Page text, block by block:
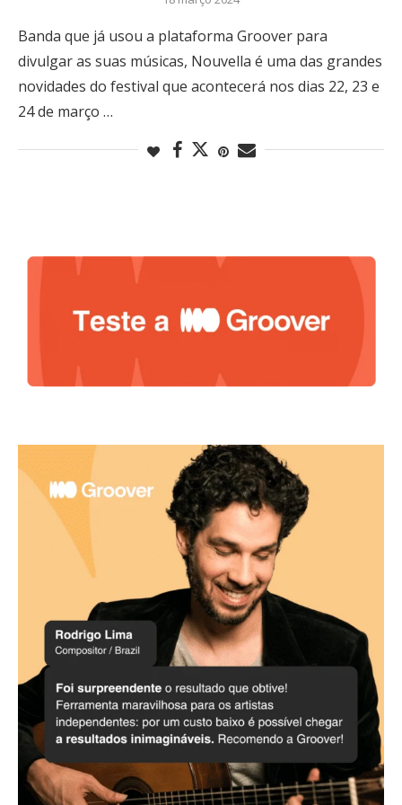
Banda que já usou a plataforma Groover para
divulgar as suas músicas, Nouvella é uma das grandes
novidades do festival que acontecerá nos dias 22, 23 e
24 de março …